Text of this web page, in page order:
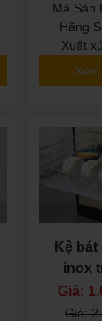
Mã Sản
Hãng
Xuất
Kệ
inox
Giá:
Giá: